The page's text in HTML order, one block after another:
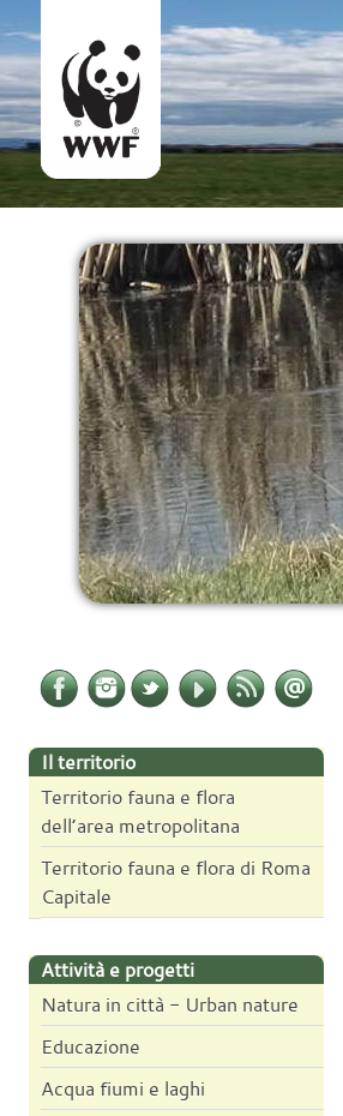
Il territorio
Territorio fauna e flora
dell’area metropolitana
Territorio fauna e flora di Roma
Capitale
Attività e progetti
Natura in città - Urban nature
Educazione
Acqua fiumi e laghi